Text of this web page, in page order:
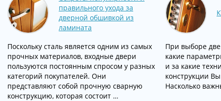
правильного ухода за
дверной обшивкой из
ламината
Поскольку сталь является одним из самых
прочных материалов, входные двери
пользуются постоянным спросом у разных
категорий покупателей. Они
представляют собой прочную сварную
конструкцию, которая состоит …
При выборе
какие
и за какие
конструкции
Насколько